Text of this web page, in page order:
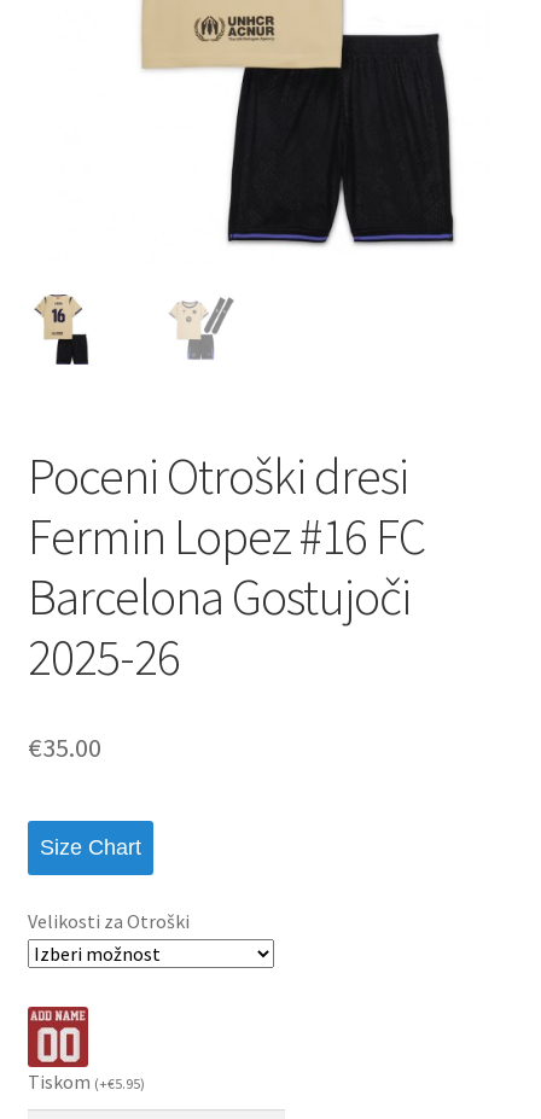
Poceni Otroški dresi
Fermin Lopez #16 FC
Barcelona Gostujoči
2025-26
€35.00
Size Chart
Velikosti za Otroški
Tiskom (+€5.95)